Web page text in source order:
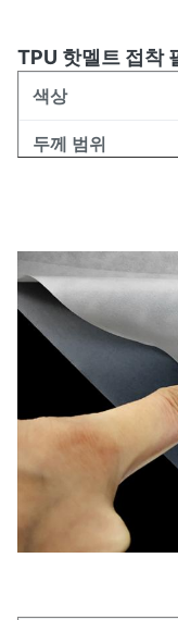
TPU 핫멜트 접착
색상
두께 범위
용융 흐름 지수
경도